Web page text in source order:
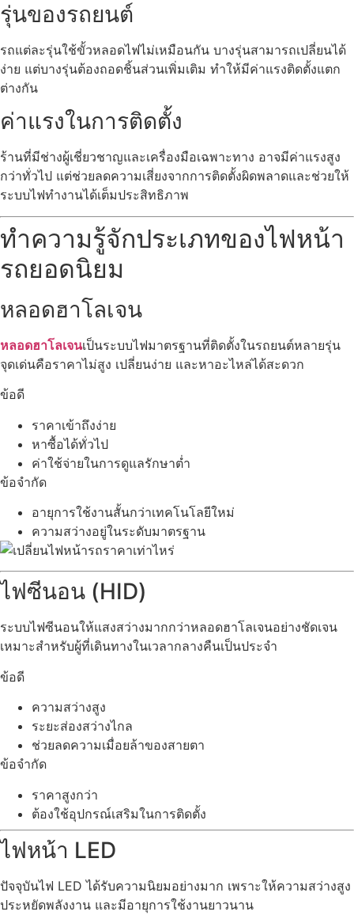
รุ่นของรถยนต์
รถแต่ละรุ่นใช้ขั้วหลอดไฟไม่เหมือนกัน บางรุ่นสามารถเปลี่ยนได้
ง่าย แต่บางรุ่นต้องถอดชิ้นส่วนเพิ่มเติม ทำให้มีค่าแรงติดตั้งแตก
ต่างกัน
ค่าแรงในการติดตั้ง
ร้านที่มีช่างผู้เชี่ยวชาญและเครื่องมือเฉพาะทาง อาจมีค่าแรงสูง
กว่าทั่วไป แต่ช่วยลดความเสี่ยงจากการติดตั้งผิดพลาดและช่วยให้
ระบบไฟทำงานได้เต็มประสิทธิภาพ
ทำความรู้จักประเภทของไฟหน้า
รถยอดนิยม
หลอดฮาโลเจน
หลอดฮาโลเจนเป็นระบบไฟมาตรฐานที่ติดตั้งในรถยนต์หลายรุ่น
จุดเด่นคือราคาไม่สูง เปลี่ยนง่าย และหาอะไหล่ได้สะดวก
ข้อดี
ราคาเข้าถึงง่าย
หาซื้อได้ทั่วไป
ค่าใช้จ่ายในการดูแลรักษาต่ำ
ข้อจำกัด
อายุการใช้งานสั้นกว่าเทคโนโลยีใหม่
ความสว่างอยู่ในระดับมาตรฐาน
ไฟซีนอน (HID)
ระบบไฟซีนอนให้แสงสว่างมากกว่าหลอดฮาโลเจนอย่างชัดเจน
เหมาะสำหรับผู้ที่เดินทางในเวลากลางคืนเป็นประจำ
ข้อดี
ความสว่างสูง
ระยะส่องสว่างไกล
ช่วยลดความเมื่อยล้าของสายตา
ข้อจำกัด
ราคาสูงกว่า
ต้องใช้อุปกรณ์เสริมในการติดตั้ง
ไฟหน้า LED
ปัจจุบันไฟ LED ได้รับความนิยมอย่างมาก เพราะให้ความสว่างสูง
ประหยัดพลังงาน และมีอายุการใช้งานยาวนาน